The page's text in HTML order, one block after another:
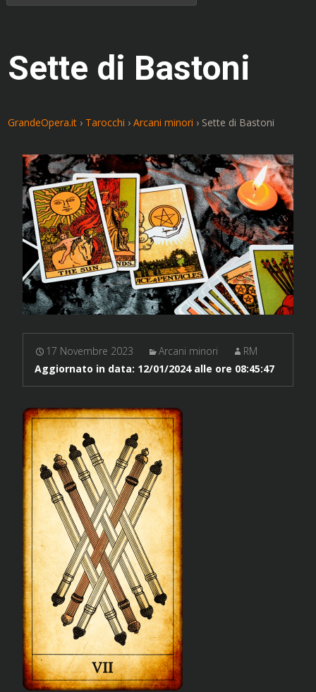
Sette di Bastoni
GrandeOpera.it › Tarocchi ›Arcani minori › Sette di Bastoni
17 Novembre 2023 Arcani minori
RM
Aggiornato in data: 12/01/2024 alle ore 08:45:47